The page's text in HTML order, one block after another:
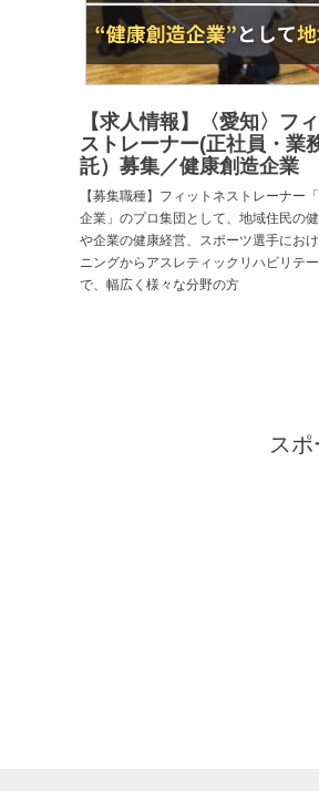
【求人情報】〈愛知〉フ
ストレーナー(正社員・業
託）募集／健康創造企業
【募集職種】フィットネストレーナー
企業」のプロ集団として、地域住民の
や企業の健康経営、スポーツ選手にお
ニングからアスレティックリハビリテ
で、幅広く様々な分野の方
ス